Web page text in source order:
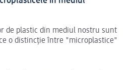
de plastic din mediul nostru sunt
o distincție între "microplastice"